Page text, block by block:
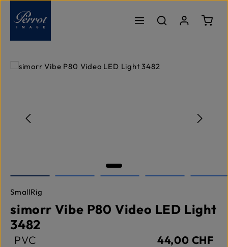
Passer au contenu principal
Le
Ignorer la galerie d'images
SmallRig
simorr Vibe P80 Video LED Light
3482
PVC 44,00 CHF